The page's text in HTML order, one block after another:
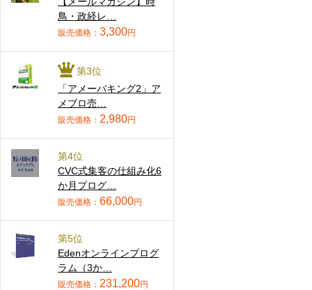
鳥・政経レ…
販売価格： 3,300円
第3位
「アメーバキング2」ア
メブロ売…
販売価格： 2,980円
第4位
CVC式集客の仕組み化6
か月プログ…
販売価格： 66,000円
第5位
Edenオンラインプログ
ラム（3か…
販売価格： 231,200円